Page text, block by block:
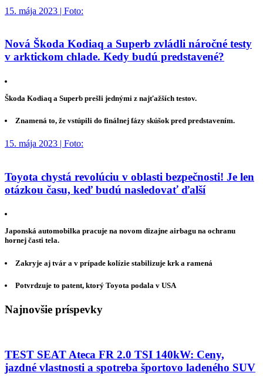
15. mája 2023 | Foto:
Nová Škoda Kodiaq a Superb zvládli náročné testy
v arktickom chlade. Kedy budú predstavené?
Škoda Kodiaq a Superb prešli jednými z najťažších testov.
Znamená to, že vstúpili do finálnej fázy skúšok pred predstavením.
15. mája 2023 | Foto:
Toyota chystá revolúciu v oblasti bezpečnosti! Je len
otázkou času, keď budú nasledovať ďalší
Japonská automobilka pracuje na novom dizajne airbagu na ochranu
hornej časti tela.
Zakryje aj tvár a v prípade kolízie stabilizuje krk a ramená
Potvrdzuje to patent, ktorý Toyota podala v USA
Najnovšie príspevky
TEST SEAT Ateca FR 2.0 TSI 140kW: Ceny,
jazdné vlastnosti a spotreba športovo ladeného SUV